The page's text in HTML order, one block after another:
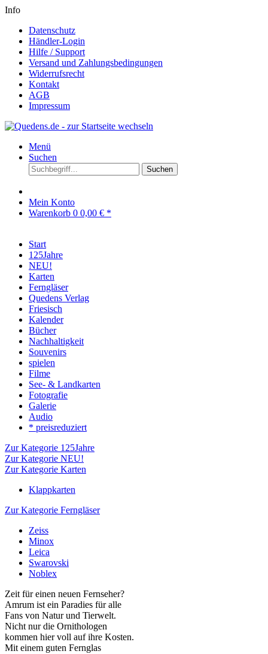
Info
Datenschutz
Händler-Login
Hilfe / Support
Versand und Zahlungsbedingungen
Widerrufsrecht
Kontakt
AGB
Impressum
Menü
Suchen
Suchen
Mein Konto
Warenkorb 0 0,00 € *
Start
125Jahre
NEU!
Karten
Ferngläser
Quedens Verlag
Friesisch
Kalender
Bücher
Nachhaltigkeit
Souvenirs
spielen
Filme
See- & Landkarten
Fotografie
Galerie
Audio
* preisreduziert
Zur Kategorie 125Jahre
Zur Kategorie NEU!
Zur Kategorie Karten
Klappkarten
Zur Kategorie Ferngläser
Zeiss
Minox
Leica
Swarovski
Noblex
Zeit für einen neuen Fernseher?
Amrum ist ein Paradies für alle
Fans von Natur und Tierwelt.
Nicht nur die Ornithologen
kommen hier voll auf ihre Kosten.
Mit einem guten Fernglas